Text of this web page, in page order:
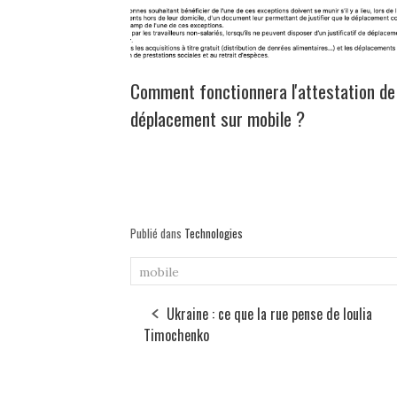
Comment fonctionnera l'attestation de
déplacement sur mobile ?
Publié dans Technologies
mobile
Ukraine : ce que la rue pense de Ioulia
Timochenko